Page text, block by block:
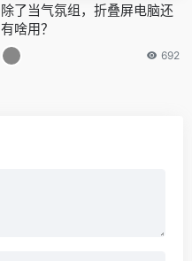
除了当气氛组，折叠屏电脑还
有啥用？
692